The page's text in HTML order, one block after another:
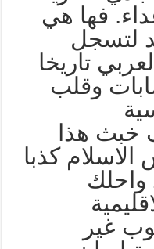
فها هي
تاريخا
وقلب
هذا
كذبا
غير